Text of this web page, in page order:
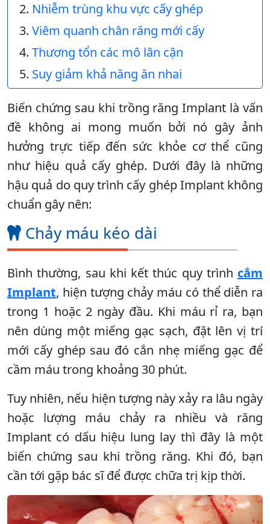
Nhiễm trùng khu vực cấy ghép
Viêm quanh chân răng mới cấy
Thương tổn các mô lân cận
Suy giảm khả năng ăn nhai
Biến chứng sau khi trồng răng Implant là vấn
đề không ai mong muốn bởi nó gây ảnh
hưởng trực tiếp đến sức khỏe cơ thể cũng
như hiệu quả cấy ghép. Dưới đây là những
hậu quả do quy trình cấy ghép Implant không
chuẩn gây nên:
Chảy máu kéo dài
Bình thường, sau khi kết thúc quy trình cắm
Implant, hiện tượng chảy máu có thể diễn ra
trong 1 hoặc 2 ngày đầu. Khi máu rỉ ra, bạn
nên dùng một miếng gạc sạch, đặt lên vị trí
mới cấy ghép sau đó cắn nhẹ miếng gạc để
cầm máu trong khoảng 30 phút.
Tuy nhiên, nếu hiện tượng này xảy ra lâu ngày
hoặc lượng máu chảy ra nhiều và răng
Implant có dấu hiệu lung lay thì đây là một
biến chứng sau khi trồng răng. Khi đó, bạn
cần tới gặp bác sĩ để được chữa trị kịp thời.